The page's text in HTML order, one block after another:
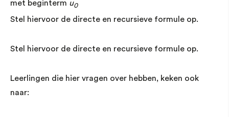
met beginterm u0
Stel hiervoor de directe en recursieve formule op.
Stel hiervoor de directe en recursieve formule op.
Leerlingen die hier vragen over hebben, keken ook
naar: